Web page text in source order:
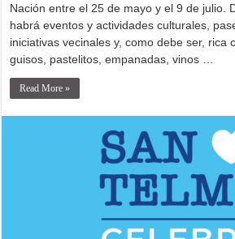
Nación entre el 25 de mayo y el 9 de julio.
habrá eventos y actividades culturales,
iniciativas vecinales y, como debe ser, rica
guisos, pastelitos, empanadas, vinos …
Read More »